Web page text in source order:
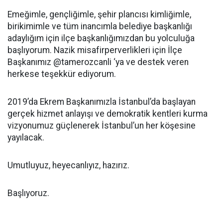
Emeğimle, gençliğimle, şehir plancısı kimliğimle,
birikimimle ve tüm inancımla belediye başkanlığı
adaylığım için ilçe başkanlığımızdan bu yolculuğa
başlıyorum. Nazik misafirperverlikleri için İlçe
Başkanımız @tamerozcanli ‘ya ve destek veren
herkese teşekkür ediyorum.
2019’da Ekrem Başkanımızla İstanbul’da başlayan
gerçek hizmet anlayışı ve demokratik kentleri kurma
vizyonumuz güçlenerek İstanbul’un her köşesine
yayılacak.
Umutluyuz, heyecanlıyız, hazırız.
Başlıyoruz.